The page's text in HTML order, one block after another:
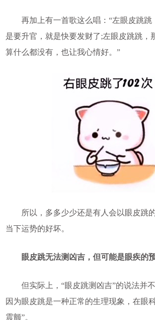
再加上有一首歌这么唱：“左眼皮跳跳
是要升官，就是快要发财了;左眼皮跳跳，
算什么都没有，也让我心情好。”
所以，多多少少还是有人会以眼皮跳的
当下运势的好坏。
眼皮跳无法测凶吉，但可能是眼疾的
但实际上，“眼皮跳测凶吉”的说法并不
因为眼皮跳是一种正常的生理现象，在眼
震颤”。